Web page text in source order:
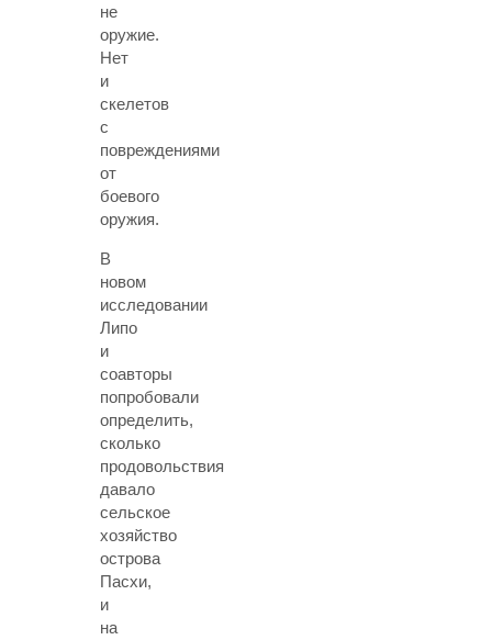
не
оружие.
Нет
и
скелетов
с
повреждениями
от
боевого
оружия.
В
новом
исследовании
Липо
и
соавторы
попробовали
определить,
сколько
продовольствия
давало
сельское
хозяйство
острова
Пасхи,
и
на